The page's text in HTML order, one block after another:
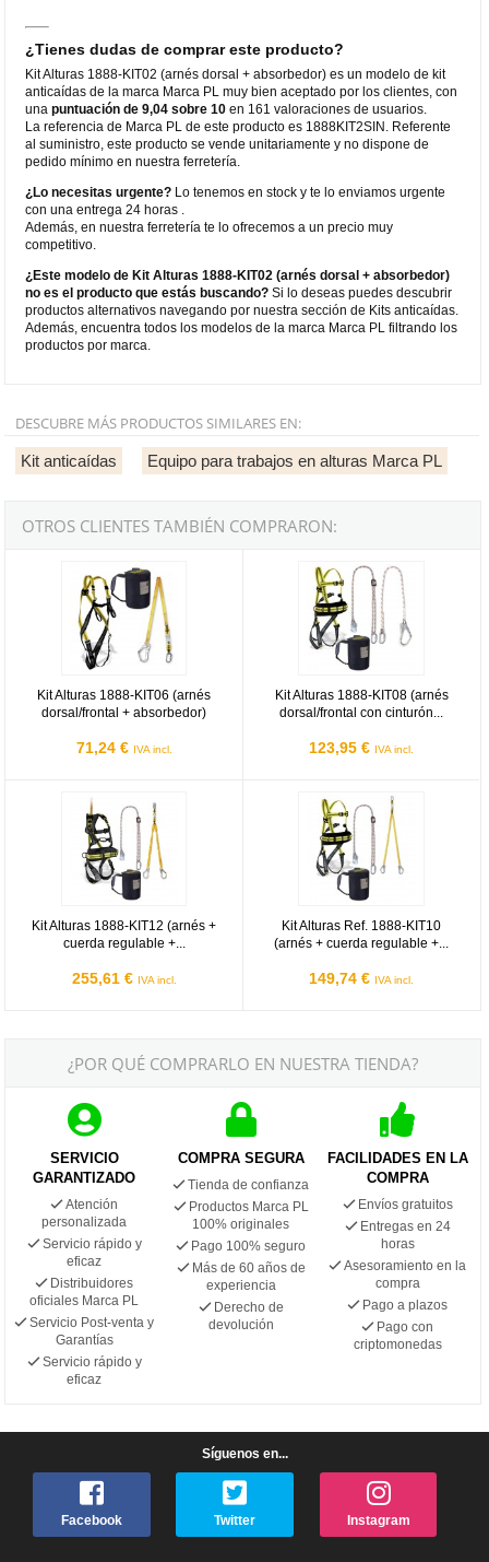
¿Tienes dudas de comprar este producto?
Kit Alturas 1888-KIT02 (arnés dorsal + absorbedor) es un modelo de kit
anticaídas de la marca Marca PL muy bien aceptado por los clientes, con
unapuntuación de 9,04 sobre 10 en 161 valoraciones de usuarios.
La referencia de Marca PL de este producto es 1888KIT2SIN. Referente
al suministro, este producto se vende unitariamente y no dispone de
pedido mínimo en nuestra ferretería.
¿Lo necesitas urgente? Lo tenemos en stock y te lo enviamos urgente
con una entrega 24 horas .
Además, en nuestra ferretería te lo ofrecemos a un precio muy
competitivo.
¿Este modelo de Kit Alturas 1888-KIT02 (arnés dorsal + absorbedor)
no es el producto que estás buscando? Si lo deseas puedes descubrir
productos alternativos navegando por nuestra sección de Kits anticaídas.
Además, encuentra todos los modelos de la marca Marca PL filtrando los
productos por marca.
DESCUBRE MÁS PRODUCTOS SIMILARES EN:
Kit anticaídas Equipo para trabajos en alturas Marca PL
OTROS CLIENTES TAMBIÉN COMPRARON:
Kit Alturas 1888-KIT06 (arnés
dorsal/frontal + absorbedor)
71,24 € IVA incl.
Kit Alturas 1888-KIT06 (arnés dorsal/frontal + absorbedor)
Kit Alturas 1888-KIT08 (arnés
dorsal/frontal con cinturón...
123,95 € IVA incl.
Kit Alturas 1888-KIT08 (arnés
Kit Alturas 1888-KIT12 (arnés +
cuerda regulable +...
255,61 € IVA incl.
Kit Alturas 1888-KIT12 (arnés + cuerda regulable + absorbedor Y)
Kit Alturas Ref. 1888-KIT10
(arnés + cuerda regulable +...
149,74 € IVA incl.
Kit Alturas Ref. 1888-KIT10
¿POR QUÉ COMPRARLO EN NUESTRA TIENDA?
SERVICIO
GARANTIZADO
Atención
personalizada
Servicio rápido y
eficaz
Distribuidores
oficiales Marca PL
Servicio Post-venta y
Garantías
Servicio rápido y
eficaz
COMPRA SEGURA
Tienda de confianza
Productos Marca PL
100% originales
Pago 100% seguro
Más de 60 años de
experiencia
Derecho de
devolución
FACILIDADES EN LA
COMPRA
Envíos gratuitos
Entregas en 24
horas
Asesoramiento en la
compra
Pago a plazos
Pago con
criptomonedas
Síguenos en...
Facebook Twitter Instagram